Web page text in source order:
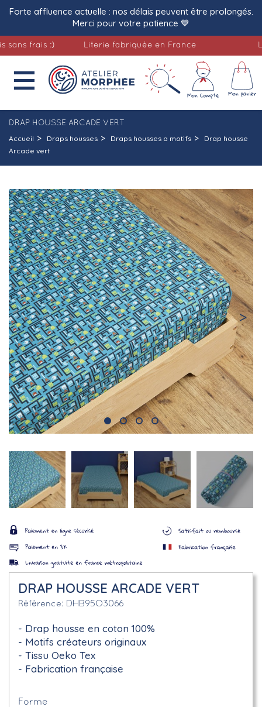
Forte affluence actuelle : nos délais peuvent être prolongés.
Merci pour votre patience 💙
frais :) Literie fabriquée en France

DRAP HOUSSE ARCADE VERT
Accueil Draps housses Draps housses a motifs
Drap housse
Arcade vert
DRAP HOUSSE ARCADE VERT
Référence DHB95O3066
Drap housse en coton 100%
Motifs créateurs originaux
Tissu Oeko Tex
Fabrication française
Forme